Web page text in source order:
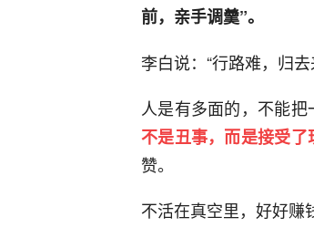
前，亲手调羹”。
李白说：“行路难，归去
人是有多面的，不能把
不是丑事，而是接受了
赞。
不活在真空里，好好赚